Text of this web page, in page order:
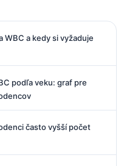
WBC a kedy si vyžaduje
podľa veku: graf pre
často vyšší počet